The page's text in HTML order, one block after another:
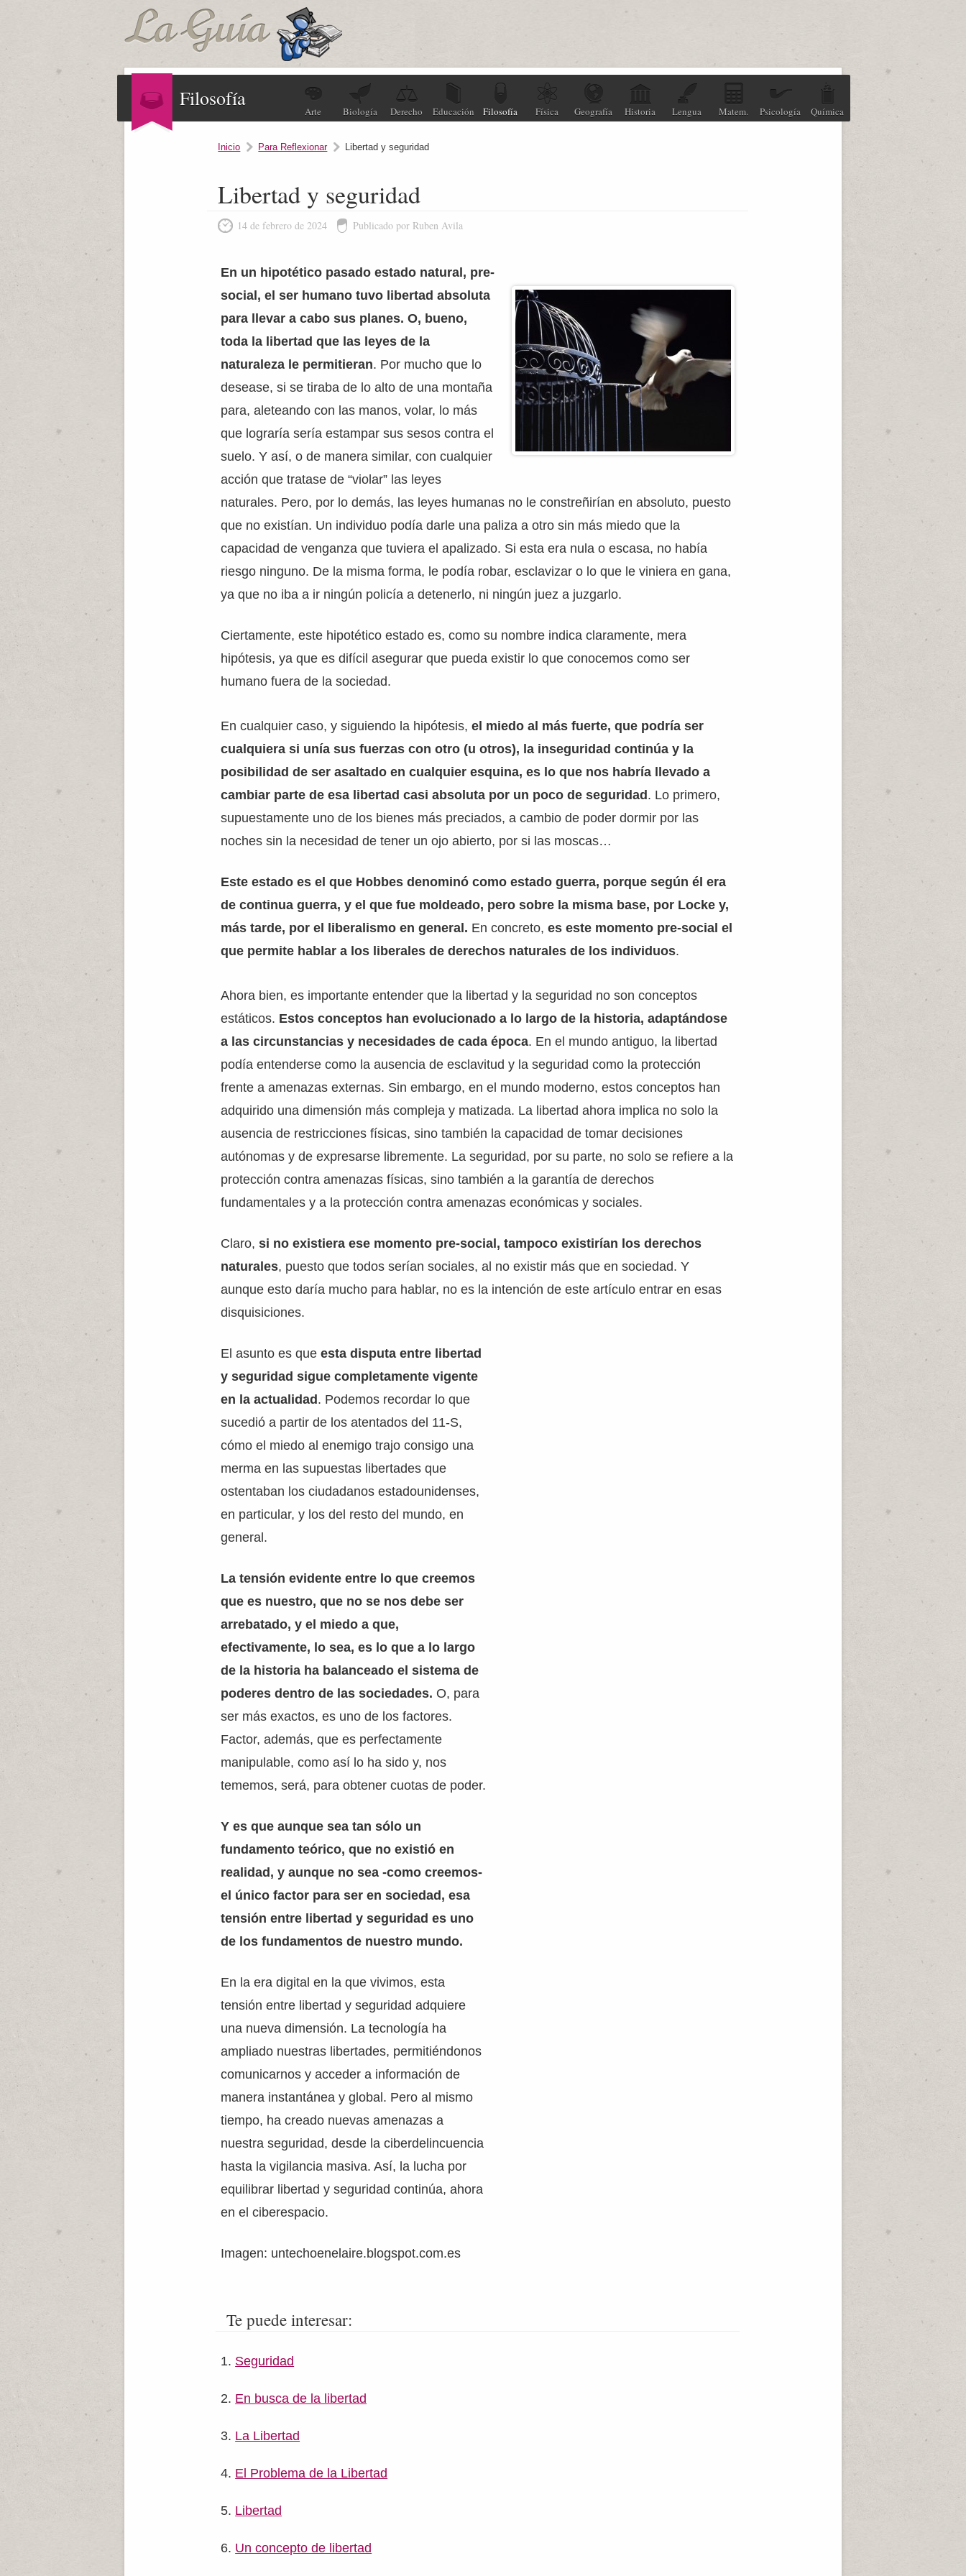
Filosofía
Arte Biología Derecho Educación Filosofía Física Geografía Historia Lengua Matem. Psicología Química
Inicio Para Reflexionar Libertad y seguridad
Libertad y seguridad
14 de febrero de 2024 Publicado por Ruben Avila
En un hipotético pasado estado natural, pre-
social, el ser humano tuvo libertad absoluta
para llevar a cabo sus planes. O, bueno,
toda la libertad que las leyes de la
naturaleza le permitieran. Por mucho que lo
desease, si se tiraba de lo alto de una montaña
para, aleteando con las manos, volar, lo más
que lograría sería estampar sus sesos contra el
suelo. Y así, o de manera similar, con cualquier
acción que tratase de “violar” las leyes
naturales. Pero, por lo demás, las leyes humanas no le constreñirían en absoluto, puesto
que no existían. Un individuo podía darle una paliza a otro sin más miedo que la
capacidad de venganza que tuviera el apalizado. Si esta era nula o escasa, no había
riesgo ninguno. De la misma forma, le podía robar, esclavizar o lo que le viniera en gana,
ya que no iba a ir ningún policía a detenerlo, ni ningún juez a juzgarlo.
Ciertamente, este hipotético estado es, como su nombre indica claramente, mera
hipótesis, ya que es difícil asegurar que pueda existir lo que conocemos como ser
humano fuera de la sociedad.
En cualquier caso, y siguiendo la hipótesis,el miedo al más fuerte, que podría ser
cualquiera si unía sus fuerzas con otro (u otros), la inseguridad continúa y la
posibilidad de ser asaltado en cualquier esquina, es lo que nos habría llevado a
cambiar parte de esa libertad casi absoluta por un poco de seguridad . Lo primero,
supuestamente uno de los bienes más preciados, a cambio de poder dormir por las
noches sin la necesidad de tener un ojo abierto, por si las moscas…
Este estado es el que Hobbes denominó como estado guerra, porque según él era
de continua guerra, y el que fue moldeado, pero sobre la misma base, por Locke y,
más tarde, por el liberalismo en general. En concreto,es este momento pre-social el
que permite hablar a los liberales de derechos naturales de los individuos.
Ahora bien, es importante entender que la libertad y la seguridad no son conceptos
estáticos. Estos conceptos han evolucionado a lo largo de la historia, adaptándose
a las circunstancias y necesidades de cada época. En el mundo antiguo, la libertad
podía entenderse como la ausencia de esclavitud y la seguridad como la protección
frente a amenazas externas. Sin embargo, en el mundo moderno, estos conceptos han
adquirido una dimensión más compleja y matizada. La libertad ahora implica no solo la
ausencia de restricciones físicas, sino también la capacidad de tomar decisiones
autónomas y de expresarse libremente. La seguridad, por su parte, no solo se refiere a la
protección contra amenazas físicas, sino también a la garantía de derechos
fundamentales y a la protección contra amenazas económicas y sociales.
Claro,si no existiera ese momento pre-social, tampoco existirían los derechos
naturales, puesto que todos serían sociales, al no existir más que en sociedad. Y
aunque esto daría mucho para hablar, no es la intención de este artículo entrar en esas
disquisiciones.
El asunto es queesta disputa entre libertad
y seguridad sigue completamente vigente
en la actualidad . Podemos recordar lo que
sucedió a partir de los atentados del 11-S,
cómo el miedo al enemigo trajo consigo una
merma en las supuestas libertades que
ostentaban los ciudadanos estadounidenses,
en particular, y los del resto del mundo, en
general.
La tensión evidente entre lo que creemos
que es nuestro, que no se nos debe ser
arrebatado, y el miedo a que,
efectivamente, lo sea, es lo que a lo largo
de la historia ha balanceado el sistema de
poderes dentro de las sociedades. O, para
ser más exactos, es uno de los factores.
Factor, además, que es perfectamente
manipulable, como así lo ha sido y, nos
tememos, será, para obtener cuotas de poder.
Y es que aunque sea tan sólo un
fundamento teórico, que no existió en
realidad, y aunque no sea -como creemos-
el único factor para ser en sociedad, esa
tensión entre libertad y seguridad es uno
de los fundamentos de nuestro mundo.
En la era digital en la que vivimos, esta
tensión entre libertad y seguridad adquiere
una nueva dimensión. La tecnología ha
ampliado nuestras libertades, permitiéndonos
comunicarnos y acceder a información de
manera instantánea y global. Pero al mismo
tiempo, ha creado nuevas amenazas a
nuestra seguridad, desde la ciberdelincuencia
hasta la vigilancia masiva. Así, la lucha por
equilibrar libertad y seguridad continúa, ahora
en el ciberespacio.
Imagen: untechoenelaire.blogspot.com.es
Te puede interesar:
Seguridad
En busca de la libertad
La Libertad
El Problema de la Libertad
Libertad
Un concepto de libertad